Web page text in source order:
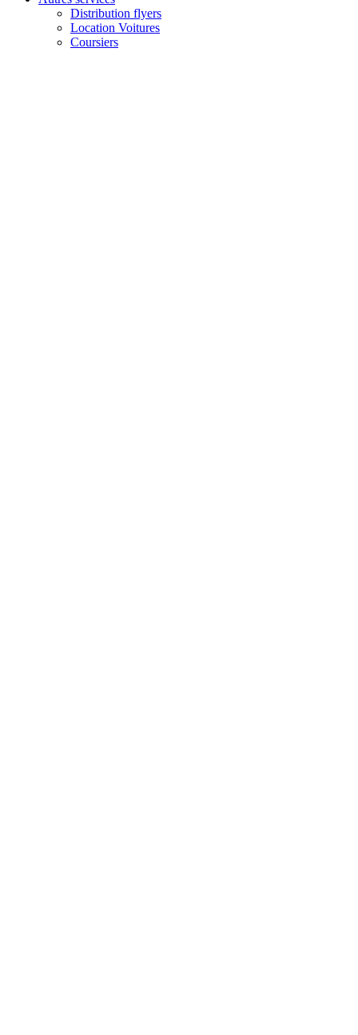
Distribution flyers
Location Voitures
Coursiers